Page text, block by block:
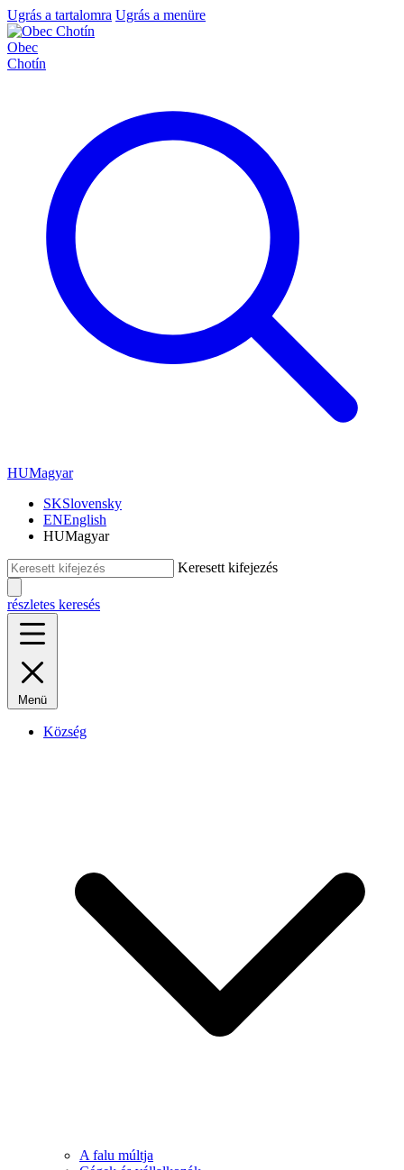
Ugrás a tartalomra Ugrás a menüre
Obec
Chotín
HUMagyar
SKSlovensky
ENEnglish
HUMagyar
Keresett kifejezés
részletes keresés
Menü
Község
A falu múltja